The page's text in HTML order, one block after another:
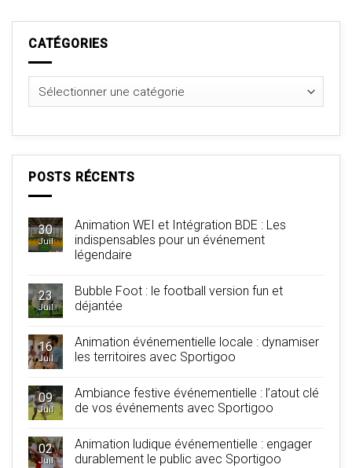
CATÉGORIES
Catégories
POSTS RÉCENTS
30
Juil
Animation WEI et Intégration BDE : Les
indispensables pour un événement
légendaire
23
Juil
Bubble Foot : le football version fun et
déjantée
16
Juil
Animation événementielle locale : dynamiser
les territoires avec Sportigoo
09
Juil
Ambiance festive événementielle : l’atout clé
de vos événements avec Sportigoo
02
Juil
Animation ludique événementielle : engager
durablement le public avec Sportigoo